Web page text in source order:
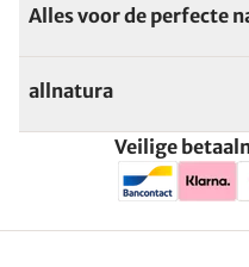
Alles voor de perfecte
allnatura
Veilige